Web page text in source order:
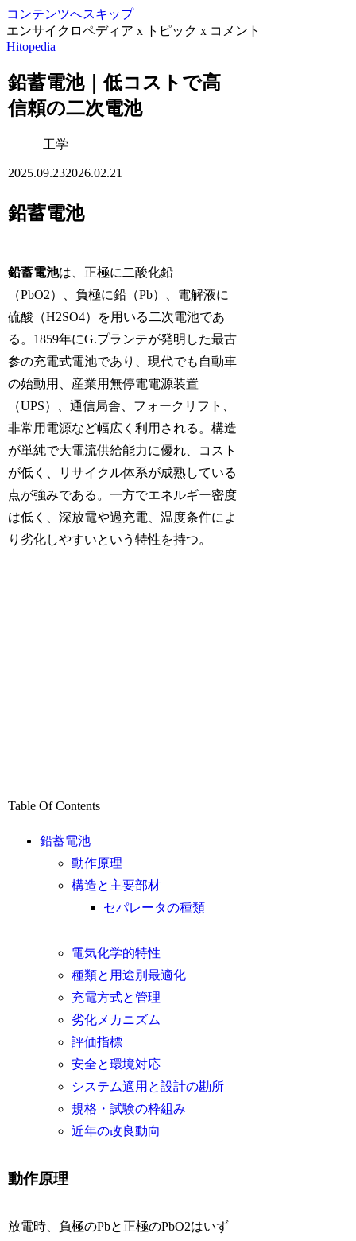
コンテンツへスキップ
エンサイクロペディア x トピック x コメント
Hitopedia
鉛蓄電池｜低コストで高
信頼の二次電池
工学
2025.09.232026.02.21
鉛蓄電池
鉛蓄電池は、正極に二酸化鉛
（PbO2）、負極に鉛（Pb）、電解液に
硫酸（H2SO4）を用いる二次電池であ
る。1859年にG.プランテが発明した最古
参の充電式電池であり、現代でも自動車
の始動用、産業用無停電電源装置
（UPS）、通信局舎、フォークリフト、
非常用電源など幅広く利用される。構造
が単純で大電流供給能力に優れ、コスト
が低く、リサイクル体系が成熟している
点が強みである。一方でエネルギー密度
は低く、深放電や過充電、温度条件によ
り劣化しやすいという特性を持つ。
Table Of Contents
鉛蓄電池
動作原理
構造と主要部材
セパレータの種類
電気化学的特性
種類と用途別最適化
充電方式と管理
劣化メカニズム
評価指標
安全と環境対応
システム適用と設計の勘所
規格・試験の枠組み
近年の改良動向
動作原理
放電時、負極のPbと正極のPbO2はいず